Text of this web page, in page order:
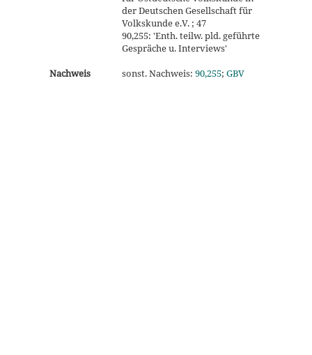
der Deutschen Gesellschaft für
Volkskunde e.V. ; 47
90,255: 'Enth. teilw. pld. geführte
Gespräche u. Interviews'
Nachweis
sonst. Nachweis: 90,255; GBV